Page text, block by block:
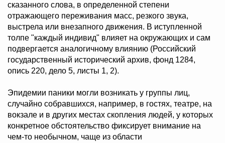
сказанного слова, в определенной степени
отражающего переживания масс, резкого звука,
выстрела или внезапного движения. В иступленной
толпе "каждый индивид" влияет на окружающих и сам
подвергается аналогичному влиянию (Российский
государственный исторический архив, фонд 1284,
опись 220, дело 5, листы 1, 2).
Эпидемии паники могли возникать у группы лиц,
случайно собравшихся, например, в гостях, театре, на
вокзале и в других местах скопления людей, у которых
конкретное обстоятельство фиксирует внимание на
чем-то необычном, чаще из области